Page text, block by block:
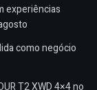
experiências
como negócio
T2 XWD 4×4 no